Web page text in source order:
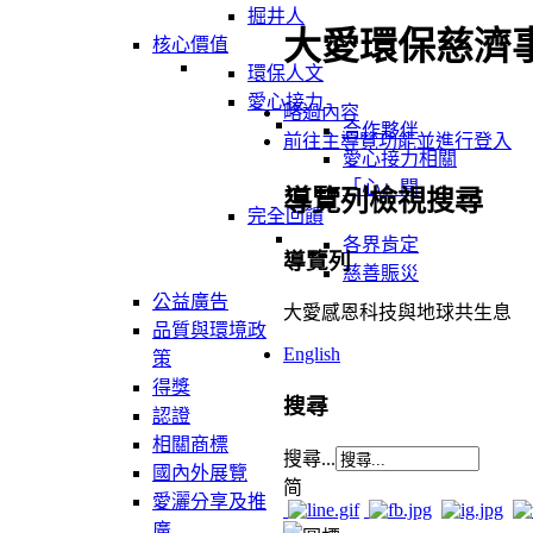
掘井人
核心價值
環保人文
愛心接力
合作夥伴
愛心接力相關
「心」聞
完全回饋
各界肯定
慈善賑災
公益廣告
品質與環境政
策
得獎
認證
相關商標
國內外展覽
愛灑分享及推
大愛環保慈濟
略過內容
前往主導覽功能並進行登入
導覽列檢視搜尋
導覽列
大愛感恩科技與地球共生息
English
搜尋
搜尋...
简